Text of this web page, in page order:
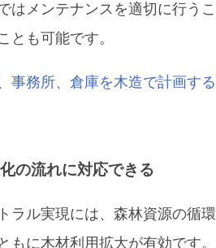
はメンテナンスを適切に行う
とも可能です。
事務所、倉庫を木造で計画す
の流れに対応できる
ラル実現には、森林資源の循
もに木材利用拡大が有効です。